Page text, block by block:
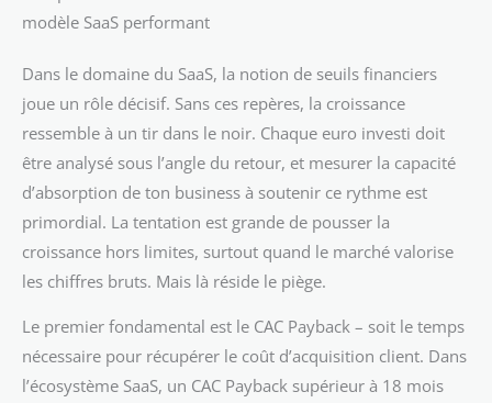
modèle SaaS performant
Dans le domaine du SaaS, la notion de seuils financiers
joue un rôle décisif. Sans ces repères, la croissance
ressemble à un tir dans le noir. Chaque euro investi doit
être analysé sous l’angle du retour, et mesurer la capacité
d’absorption de ton business à soutenir ce rythme est
primordial. La tentation est grande de pousser la
croissance hors limites, surtout quand le marché valorise
les chiffres bruts. Mais là réside le piège.
Le premier fondamental est le CAC Payback – soit le temps
nécessaire pour récupérer le coût d’acquisition client. Dans
l’écosystème SaaS, un CAC Payback supérieur à 18 mois